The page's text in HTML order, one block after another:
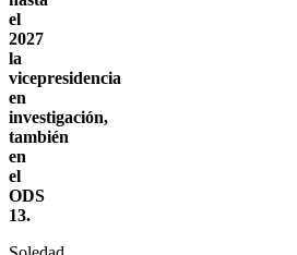
el
2027
la
vicepresidencia
en
investigación,
también
en
el
ODS
13.